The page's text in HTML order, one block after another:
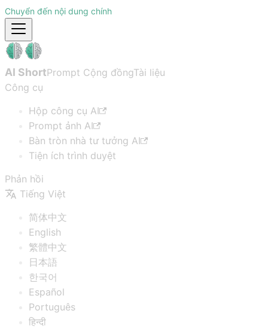
Chuyển đến nội dung chính
AI ShortPrompt Cộng đồngTài liệu
Công cụ
Hộp công cụ AI
Prompt ảnh AI
Bàn tròn nhà tư tưởng AI
Tiện ích trình duyệt
Phản hồi
Tiếng Việt
简体中文
English
繁體中文
日本語
한국어
Español
Português
हिन्दी